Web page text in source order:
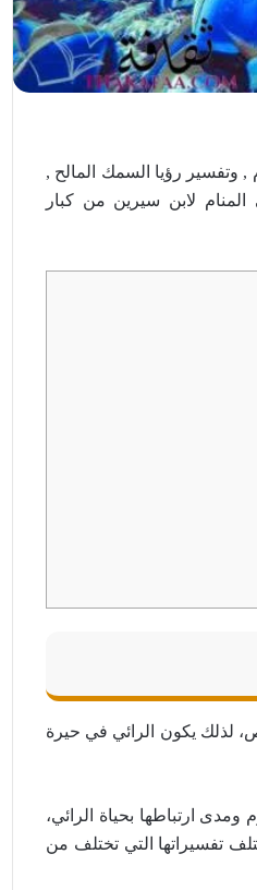
, وتفسير رؤيا السمك المالح ,
لابن سيرين من كبار
لذلك يكون الرائي في حيرة
ارتباطها بحياة الرائي،
تفسيراتها التي تختلف من